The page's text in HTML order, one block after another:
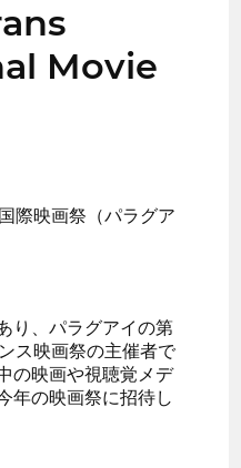
Movie
際映画祭（パラグア
り、パラグアイの第
ス映画祭の主催者で
の映画や視聴覚メデ
年の映画祭に招待し